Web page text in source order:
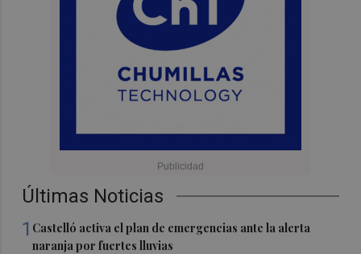
Últimas Noticias
1 Castelló activa el plan de emergencias ante la alerta
naranja por fuertes lluvias